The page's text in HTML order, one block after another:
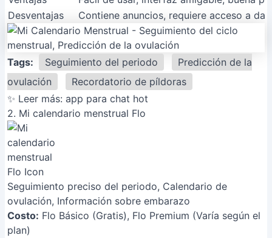
Desventajas
Contiene anuncios, requiere acceso a
Tags: Seguimiento del periodo
Predicción de la
ovulación
Recordatorio de píldoras
✨ Leer más: app para chat hot
2. Mi calendario menstrual Flo
Seguimiento preciso del periodo, Calendario de
ovulación, Información sobre embarazo
Costo: Flo Básico (Gratis), Flo Premium (Varía según el
plan)